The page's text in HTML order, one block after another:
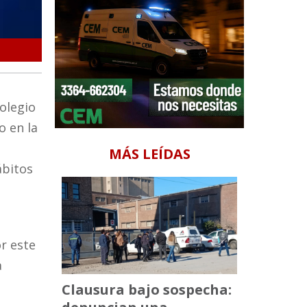
4 de cada 10 casos de cáncer podrían prevenirse con
en la
este
MÁS LEÍDAS
Clausura bajo sospecha: